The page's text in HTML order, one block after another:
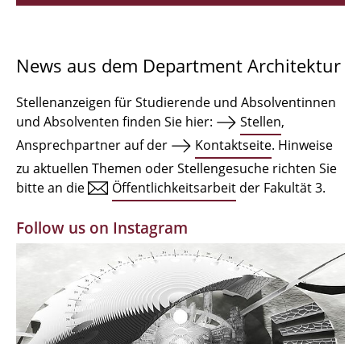
Qualifikationsprofil
Institute
Einrichtungen
Zeichensäle
MBW | Modellbauwerkstatt
Alumni | cloud club
Dokumente und Downloads
News aus dem Department Architektur
Stellenanzeigen für Studierende und Absolventinnen
und Absolventen finden Sie hier:
Stellen,
Ansprechpartner auf der
Kontaktseite. Hinweise
zu aktuellen Themen oder Stellengesuche richten Sie
bitte an die
Öffentlichkeitsarbeit der Fakultät 3.
Follow us on Instagram